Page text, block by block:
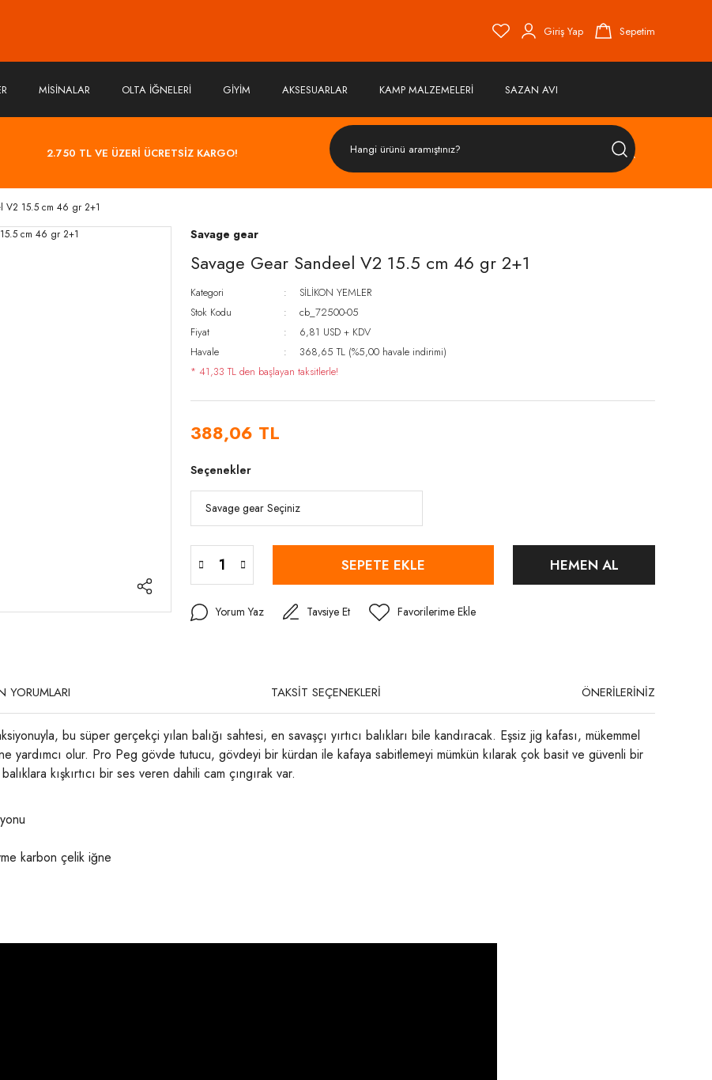
Giriş Yap Sepetim
MİSİNALAR OLTA İĞNELERİ GİYİM AKSESUARLAR KAMP MALZEMELERİ SAZAN AVI
2.750 TL VE ÜZERİ ÜCRETSİZ KARGO!
ÜRÜN
V2 15.5 cm 46 gr 2+1
Savage gear
Savage Gear Sandeel V2 15.5 cm 46 gr 2+1
Kategori
SİLİKON YEMLER
Stok Kodu
cb_72500-05
Fiyat
6,81 USD + KDV
Havale
368,65 TL (%5,00 havale indirimi)
* 41,33 TL den başlayan taksitlerle!
388,06 TL
Seçenekler
SEPETE EKLE HEMEN AL
Yorum Yaz Tavsiye Et
YORUMLARI TAKSİT SEÇENEKLERİ ÖNERİLERİNİZ
bu süper gerçekçi yılan balığı sahtesi, en savaşçı yırtıcı balıkları bile kandıracak. Eşsiz jig kafası, mükemmel
yardımcı olur. Pro Peg gövde tutucu, gövdeyi bir kürdan ile kafaya sabitlemeyi mümkün kılarak çok basit ve güvenli bir
kışkırtıcı bir ses veren dahili cam çıngırak var.
karbon çelik iğne